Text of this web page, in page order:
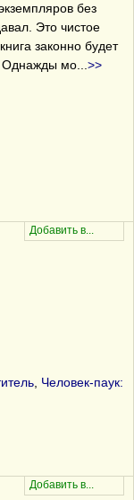
без
Это чистое
законно будет
Однажды мо
>>
Человек-паук: